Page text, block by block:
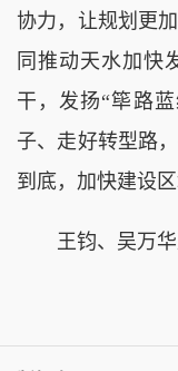
协力，让规划更
同推动天水加快
干，发扬“筚路
子、走好转型路
到底，加快建设区
王钧、吴万华